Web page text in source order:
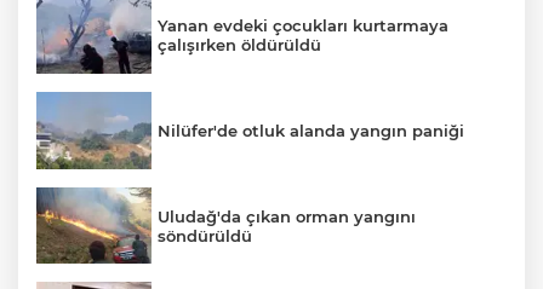
Yanan evdeki çocukları kurtarmaya
çalışırken öldürüldü
Nilüfer'de otluk alanda yangın paniği
Uludağ'da çıkan orman yangını
söndürüldü